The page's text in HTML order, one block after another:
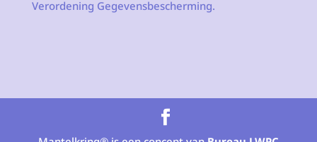
Verordening Gegevensbescherming.